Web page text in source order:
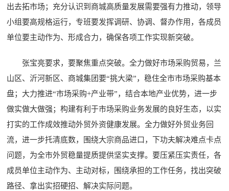
出去拓市场；充分认识到商城高质量发展需要强有力推动，领导
小组要高规格运行，专班要发挥调研、协调、督办作用，各成员
单位要主动作为、形成合力，确保各项工作实现新突破。
张宝亮要求，要聚焦重点突破。全力做好市场采购贸易，兰
山区、沂河新区、商城集团要“挑大梁”，稳住全市市场采购基本
盘；大力推进“市场采购+产业带”，结合本地产业优势，进一步
做实做大做强；构建有利于市场采购业务发展的良好生态，以实
打实的工作成效推动外贸外资健康发展。全力做好外贸业务回
流，进一步托清底数，围绕大宗商品进口，下功夫解决难点卡点
问题，为全市外贸稳量提质提供坚实支撑。要压紧压实责任，各
成员单位主动作为、主动对标，围绕承担的工作任务，找出突破
路径、拿出实招硬招、解决实际问题。